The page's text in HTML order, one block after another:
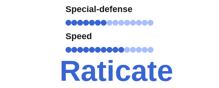
Special-defense
Speed
Raticate